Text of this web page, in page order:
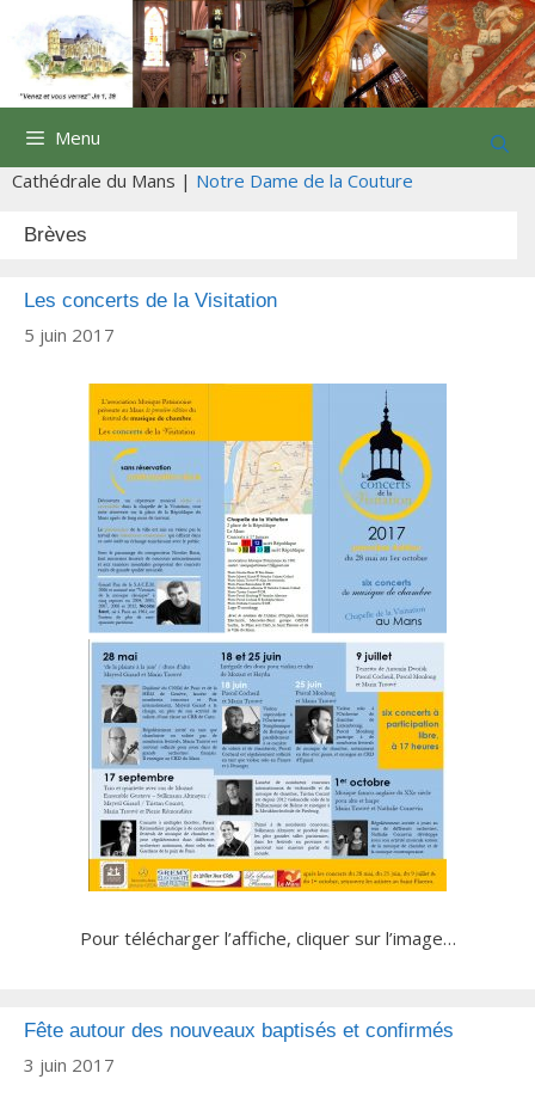
contenu
Menu
Cathédrale du Mans | Notre Dame de la Couture
Brèves
Les concerts de la Visitation
5 juin 2017
Pour télécharger l’affiche, cliquer sur l’image…
Fête autour des nouveaux baptisés et confirmés
3 juin 2017